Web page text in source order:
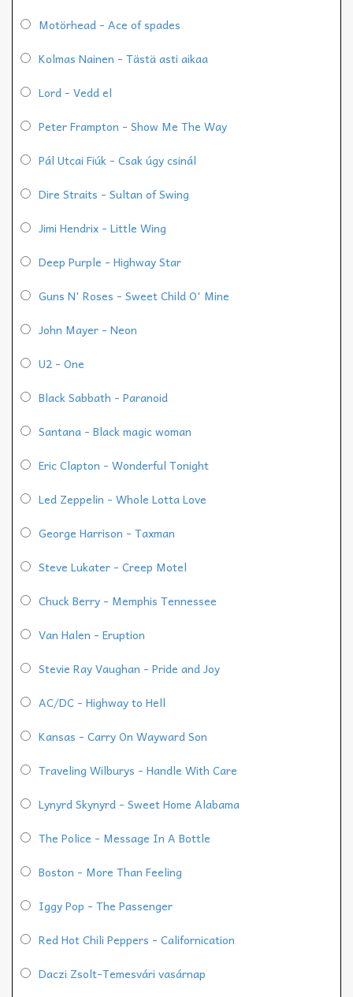
Motörhead - Ace of spades
Kolmas Nainen - Tästä asti aikaa
Lord - Vedd el
Peter Frampton - Show Me The Way
Pál Utcai Fiúk - Csak úgy csinál
Dire Straits - Sultan of Swing
Jimi Hendrix - Little Wing
Deep Purple - Highway Star
Guns N' Roses - Sweet Child O' Mine
John Mayer - Neon
U2 - One
Black Sabbath - Paranoid
Santana - Black magic woman
Eric Clapton - Wonderful Tonight
Led Zeppelin - Whole Lotta Love
George Harrison - Taxman
Steve Lukater - Creep Motel
Chuck Berry - Memphis Tennessee
Van Halen - Eruption
Stevie Ray Vaughan - Pride and Joy
AC/DC - Highway to Hell
Kansas - Carry On Wayward Son
Traveling Wilburys - Handle With Care
Lynyrd Skynyrd - Sweet Home Alabama
The Police - Message In A Bottle
Boston - More Than Feeling
Iggy Pop - The Passenger
Red Hot Chili Peppers - Californication
Daczi Zsolt-Temesvári vasárnap